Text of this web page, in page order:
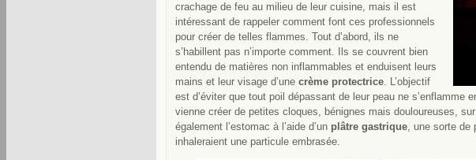
crachage de feu au milieu de leur cuisine, mais il est
intéressant de rappeler comment font ces professionnels
pour créer de telles flammes. Tout d’abord, ils ne
s’habillent pas n’importe comment. Ils se couvrent bien
entendu de matières non inflammables et enduisent leurs
mains et leur visage d’une crème protectrice. L’objectif
est d’éviter que tout poil dépassant de leur peau ne s’enflamme
vienne créer de petites cloques, bénignes mais douloureuses,
également l’estomac à l’aide d’un plâtre gastrique, une sorte de
inhaleraient une particule embrasée.